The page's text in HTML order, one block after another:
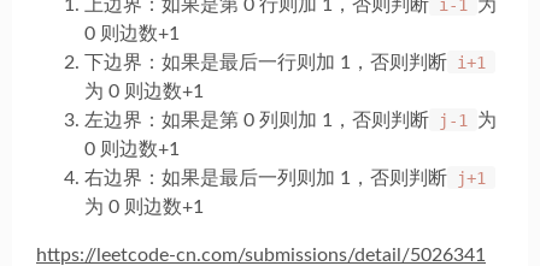
上边界：如果是第 0 行则加 1，否则判断 i-1
为
0 则边数+1
下边界：如果是最后一行则加 1，否则判断 i+1
为 0 则边数+1
左边界：如果是第 0 列则加 1，否则判断
j-1
为
0 则边数+1
右边界：如果是最后一列则加 1，否则判断
j+1
为 0 则边数+1
https://leetcode-cn.com/submissions/detail/5026341